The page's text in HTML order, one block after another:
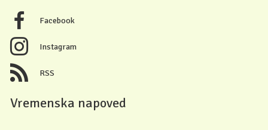
Facebook
Instagram
RSS
Vremenska napoved